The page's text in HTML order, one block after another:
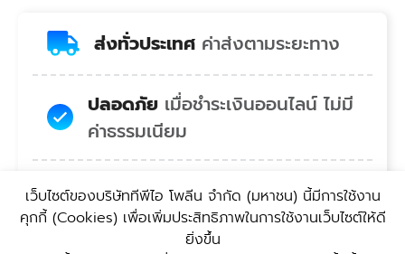
ส่งทั่วประเทศ ค่าส่งตามระยะทาง
ปลอดภัย เมื่อชำระเงินออนไลน์ ไม่มี
ค่าธรรมเนียม
สบายใจ คอลเซ็นเตอร์พร้อมยินดี
บริการ
เว็บไซต์ของบริษัททีพีไอ โพลีน จํากัด (มหาชน) นี้มีการใช้งาน
คุกกี้ (Cookies) เพื่อเพิ่มประสิทธิภาพในการใช้งานเว็บไซต์ให้ดี
ยิ่งขึ้น